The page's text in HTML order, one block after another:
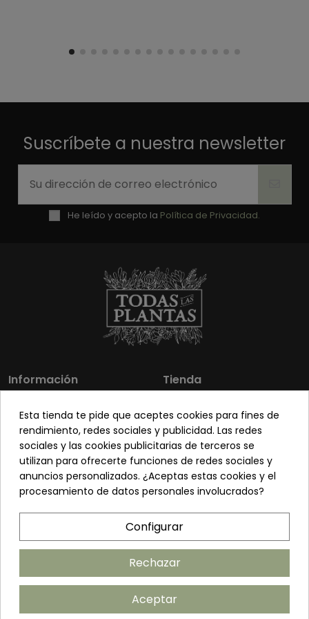
Suscríbete a nuestra newsletter
He leído y acepto la Política de Privacidad.
Información
Los más vendidos
Sobre nosotros
Pon tu planta guapa
Preguntas frecuentes
Tienda
Mi cuenta
Contacto
Envíos y Devoluciones
Venta a profesionales
Términos y condiciones
Política de cookies
Esta tienda te pide que aceptes cookies para fines de
rendimiento, redes sociales y publicidad. Las redes
sociales y las cookies publicitarias de terceros se
utilizan para ofrecerte funciones de redes sociales y
anuncios personalizados. ¿Aceptas estas cookies y el
procesamiento de datos personales involucrados?
Configurar
Rechazar
Aceptar